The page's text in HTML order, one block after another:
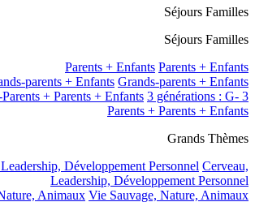
Séjours Familles
Séjours Familles
Parents + Enfants Parents + Enfants
parents + Enfants Grands-parents + Enfants
3 générations : G-Parents + Parents + Enfants
3 générations : G-
Parents + Parents + Enfants
Grands Thèmes
Développement Personnel Cerveau,
Leadership, Développement Personnel
Animaux Vie Sauvage, Nature, Animaux